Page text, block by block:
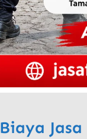
Biaya